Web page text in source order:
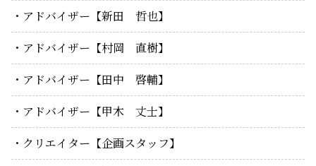
アドバイザー【新田 哲也】
アドバイザー【村岡 直樹】
アドバイザー【田中 啓輔】
アドバイザー【甲木 丈士】
クリエイター【企画スタッフ】